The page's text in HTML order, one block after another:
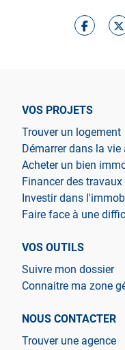
VOS PROJETS
Trouver un logement
Démarrer dans la vie
Acheter un bien
Financer des travaux
Investir dans
Faire face à une
VOS OUTILS
Suivre mon dossier
Connaitre ma zone
NOUS CONTACTER
Trouver une agence